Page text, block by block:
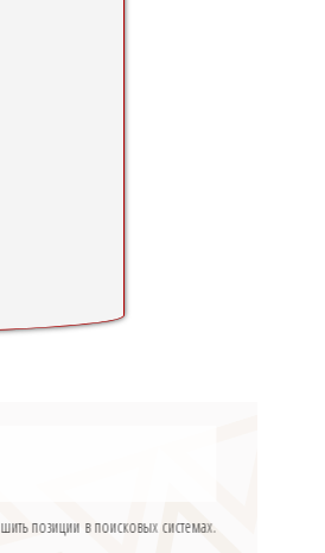
позиции в поисковых системах.